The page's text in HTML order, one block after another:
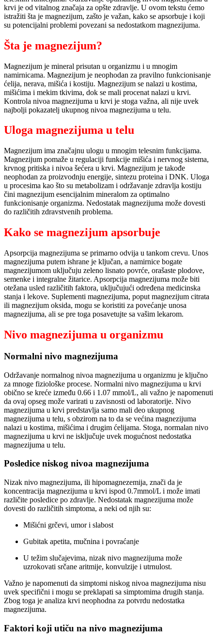
krvi je od vitalnog značaja za opšte zdravlje. U ovom tekstu ćemo
istražiti šta je magnezijum, zašto je važan, kako se apsorbuje i koji
su potencijalni problemi povezani sa nedostatkom magnezijuma.
Šta je magnezijum?
Magnezijum je mineral prisutan u organizmu i u mnogim
namirnicama. Magnezijum je neophodan za pravilno funkcionisanje
ćelija, nerava, mišića i kostiju. Magnezijum se nalazi u kostima,
mišićima i mekim tkivima, dok se mali procenat nalazi u krvi.
Kontrola nivoa magnezijuma u krvi je stoga važna, ali nije uvek
najbolji pokazatelj ukupnog nivoa magnezijuma u telu.
Uloga magnezijuma u telu
Magnezijum ima značajnu ulogu u mnogim telesnim funkcijama.
Magnezijum pomaže u regulaciji funkcije mišića i nervnog sistema,
krvnog pritiska i nivoa šećera u krvi. Magnezijum je takođe
neophodan za proizvodnju energije, sintezu proteina i DNK. Uloga
u procesima kao što su metabolizam i održavanje zdravlja kostiju
čini magnezijum esencijalnim mineralom za optimalno
funkcionisanje organizma. Nedostatak magnezijuma može dovesti
do različitih zdravstvenih problema.
Kako se magnezijum apsorbuje
Apsorpcija magnezijuma se primarno odvija u tankom crevu. Unos
magnezijuma putem ishrane je ključan, a namirnice bogate
magnezijumom uključuju zeleno lisnato povrće, orašaste plodove,
semenke i integralne žitarice. Apsorpcija magnezijuma može biti
otežana usled različitih faktora, uključujući određena medicinska
stanja i lekove. Suplementi magnezijuma, poput magnezijum citrata
ili magnezijum oksida, mogu se koristiti za povećanje unosa
magnezijuma, ali se pre toga posavetujte sa vašim lekarom.
Nivo magnezijuma u organizmu
Normalni nivo magnezijuma
Održavanje normalnog nivoa magnezijuma u organizmu je ključno
za mnoge fiziološke procese. Normalni nivo magnezijuma u krvi
obično se kreće između 0.66 i 1.07 mmol/L, ali važno je napomenuti
da ovaj opseg može varirati u zavisnosti od laboratorije. Nivo
magnezijuma u krvi predstavlja samo mali deo ukupnog
magnezijuma u telu, s obzirom na to da se većina magnezijuma
nalazi u kostima, mišićima i drugim ćelijama. Stoga, normalan nivo
magnezijuma u krvi ne isključuje uvek mogućnost nedostatka
magnezijuma u telu.
Posledice niskog nivoa magnezijuma
Nizak nivo magnezijuma, ili hipomagnezemija, znači da je
koncentracija magnezijuma u krvi ispod 0.7mmol/L i može imati
različite posledice po zdravlje. Nedostatak magnezijuma može
dovesti do različitih simptoma, a neki od njih su:
Mišićni grčevi, umor i slabost
Gubitak apetita, mučnina i povraćanje
U težim slučajevima, nizak nivo magnezijuma može
uzrokovati srčane aritmije, konvulzije i utrnulost.
Važno je napomenuti da simptomi niskog nivoa magnezijuma nisu
uvek specifični i mogu se preklapati sa simptomima drugih stanja.
Zbog toga je analiza krvi neophodna za potvrdu nedostatka
magnezijuma.
Faktori koji utiču na nivo magnezijuma